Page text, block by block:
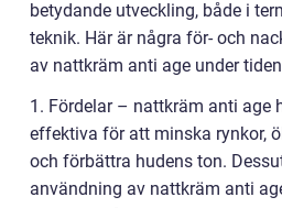
betydande utveckling, både i
teknik. Här är några för- och
av nattkräm anti age under
1. Fördelar – nattkräm anti age
effektiva för att minska rynkor,
och förbättra hudens ton.
användning av nattkräm anti